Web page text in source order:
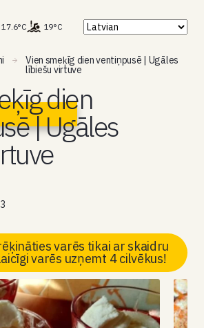
17.6°C 19°C
Vien smeķīg dien ventiņpusē | Ugāles
lībiešu virtuve
dien
| Ugāles
varēs tikai ar skaidru
varēs uzņemt 4 cilvēkus!